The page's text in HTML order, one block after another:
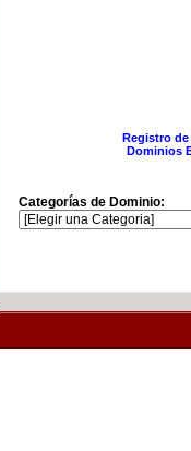
Registro
Dominios
Categorías de Dominio: